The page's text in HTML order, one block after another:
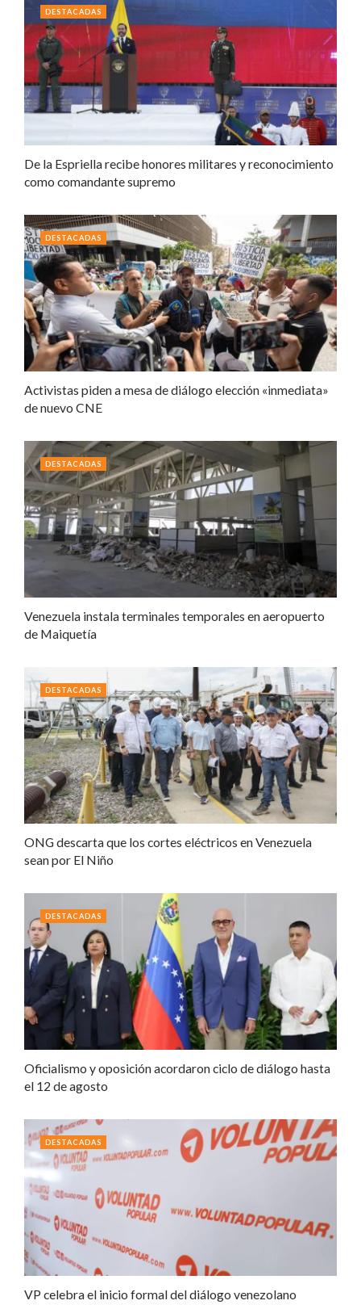
De la Espriella recibe honores militares y reconocimiento
como comandante supremo
DESTACADAS
Activistas piden a mesa de diálogo elección «inmediata»
de nuevo CNE
DESTACADAS
Venezuela instala terminales temporales en aeropuerto
de Maiquetía
DESTACADAS
ONG descarta que los cortes eléctricos en Venezuela
sean por El Niño
DESTACADAS
Oficialismo y oposición acordaron ciclo de diálogo hasta
el 12 de agosto
DESTACADAS
VP celebra el inicio formal del diálogo venezolano
DESTACADAS